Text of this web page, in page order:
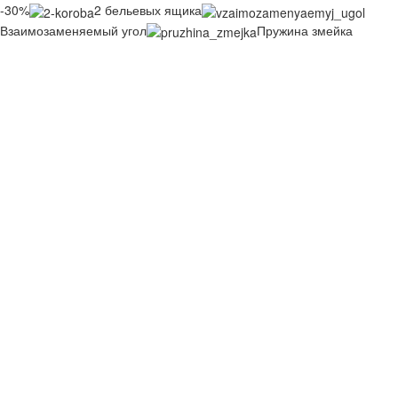
-30%
2 бельевых ящика
Взаимозаменяемый угол
Пружина змейка